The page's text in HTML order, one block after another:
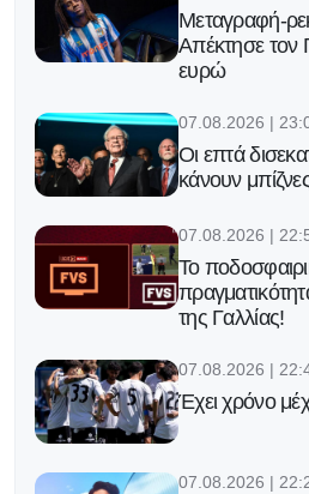
Μεταγραφή-
Απέκτησε τον
ευρώ
07.08.2026 |
Οι επτά
κάνουν
07.08.2026 |
Το
της Γαλλίας!
07.08.2026 |
Έχει χρόνο
07.08.2026 |